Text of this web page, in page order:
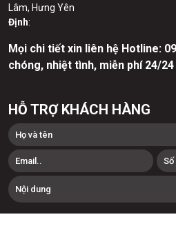
Lâm, Hưng
Định:
Mọi chi tiết xin liên hệ Hotline: 0
chóng, nhiệt tình, miễn phí 24/24
HỖ TRỢ KHÁCH HÀNG